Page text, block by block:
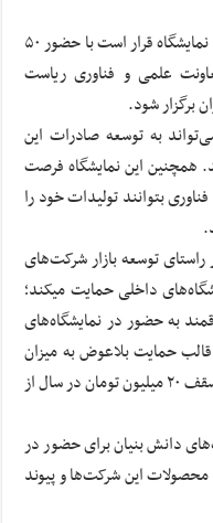
پاویون شرکت‌های دانش‌بنیان و فناور در این نمایشگاه قرار است با حضور ۵۰
علمی و فناوری ریاست
به توسعه صادرات این
همچنین این نمایشگاه فرصت
بتوانند تولیدات خود را
توسعه بازار شرکت‌های
دانش بنیان از حضور این شرکت‌ها در نمایشگاه‌های داخلی حمایت می‎کند؛
به حضور در نمایشگاه‌های
حمایت بلاعوض به میزان
۷۰ درصد هزینه‌های اجاره و ساخت غرفه تا سقف ۲۰ میلیون تومان در سال از
دانش بنیان برای حضور در
محصولات این شرکت‌ها و پیوند